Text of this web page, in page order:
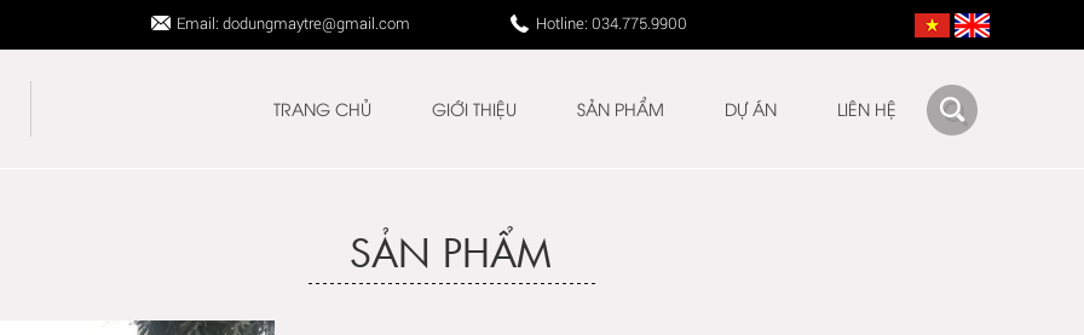
Email: dodungmaytre@gmail.com Hotline: 034.775.9900
TRANG CHỦ GIỚI THIỆU SẢN PHẨM DỰ ÁN LIÊN HỆ
SẢN PHẨM